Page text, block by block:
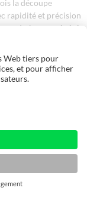
la découpe
rapidité et précision
code-barres généré
ultérieure